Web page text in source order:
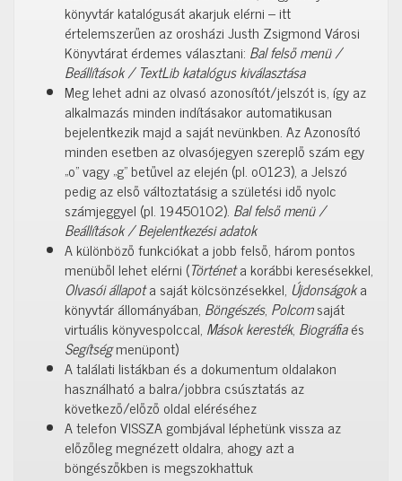
könyvtár katalógusát akarjuk elérni – itt
értelemszerűen az orosházi Justh Zsigmond Városi
Könyvtárat érdemes választani: Bal felső menü /
Beállítások / TextLib katalógus kiválasztása
Meg lehet adni az olvasó azonosítót/jelszót is, így az
alkalmazás minden indításakor automatikusan
bejelentkezik majd a saját nevünkben. Az Azonosító
minden esetben az olvasójegyen szereplő szám egy
„o” vagy „g” betűvel az elején (pl. o0123), a Jelszó
pedig az első változtatásig a születési idő nyolc
számjeggyel (pl. 19450102). Bal felső menü /
Beállítások / Bejelentkezési adatok
A különböző funkciókat a jobb felső, három pontos
menüből lehet elérni (Történeta korábbi keresésekkel,
Olvasói állapota saját kölcsönzésekkel, Újdonságoka
könyvtár állományában, Böngészés, Polcomsaját
virtuális könyvespolccal, Mások keresték, Biográfiaés
Segítségmenüpont)
A találati listákban és a dokumentum oldalakon
használható a balra/jobbra csúsztatás az
következő/előző oldal eléréséhez
A telefon VISSZA gombjával léphetünk vissza az
előzőleg megnézett oldalra, ahogy azt a
böngészőkben is megszokhattuk